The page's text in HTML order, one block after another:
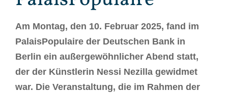
Am Montag, den 10. Februar 2025, fand im
PalaisPopulaire der Deutschen Bank in
Berlin ein außergewöhnlicher Abend statt,
der der Künstlerin Nessi Nezilla gewidmet
war. Die Veranstaltung, die im Rahmen der